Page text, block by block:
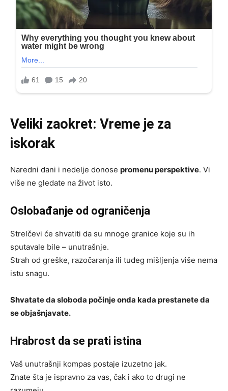
Veliki zaokret: Vreme je za
iskorak
Naredni dani i nedelje donose promenu perspektive. Vi
više ne gledate na život isto.
Oslobađanje od ograničenja
Strelčevi će shvatiti da su mnoge granice koje su ih
sputavale bile – unutrašnje.
Strah od greške, razočaranja ili tuđeg mišljenja više nema
istu snagu.
Shvatate da sloboda počinje onda kada prestanete da
se objašnjavate.
Hrabrost da se prati istina
Vaš unutrašnji kompas postaje izuzetno jak.
Znate šta je ispravno za vas, čak i ako to drugi ne